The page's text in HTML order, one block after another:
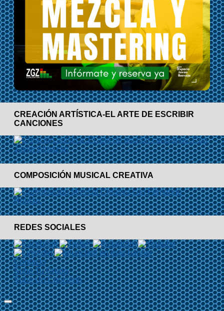
CREACIÓN ARTÍSTICA-EL ARTE DE ESCRIBIR
CANCIONES
COMPOSICIÓN MUSICAL CREATIVA
REDES SOCIALES
Contacto
Sube Tu Grupo
Sube Un Concierto